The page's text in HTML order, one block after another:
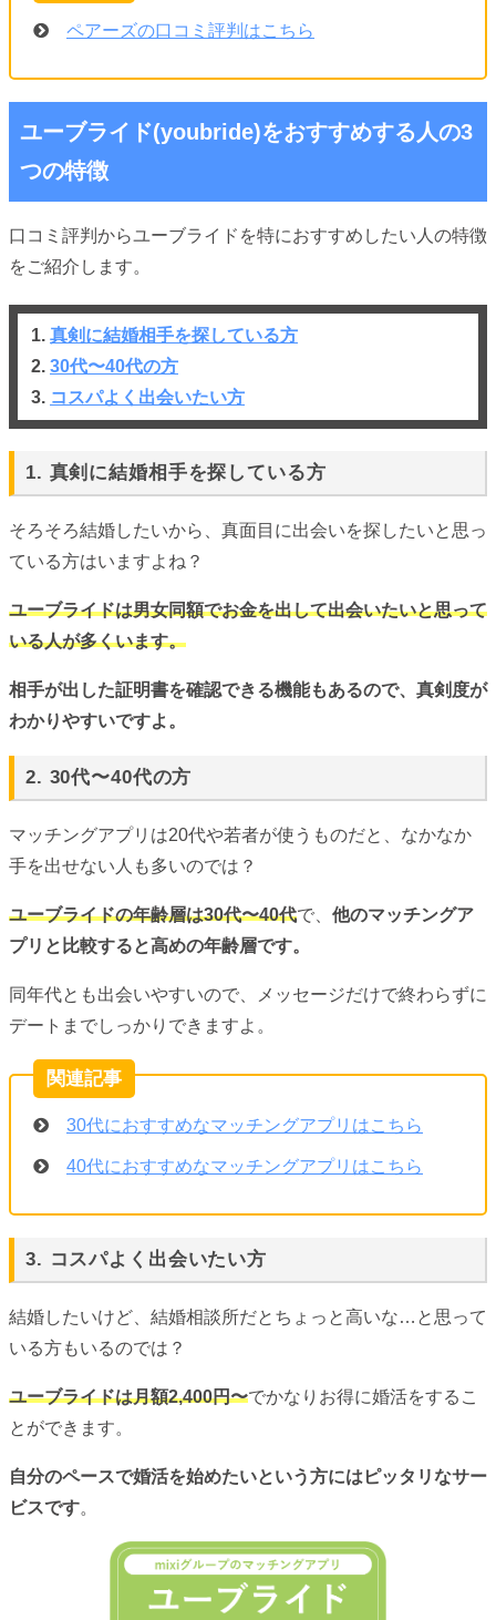
ペアーズの口コミ評判はこちら
ユーブライド(youbride)をおすすめする人の3
つの特徴
口コミ評判からユーブライドを特におすすめしたい人の特徴
をご紹介します。
1. 真剣に結婚相手を探している方
2. 30代〜40代の方
3. コスパよく出会いたい方
1. 真剣に結婚相手を探している方
そろそろ結婚したいから、真面目に出会いを探したいと思っ
ている方はいますよね？
ユーブライドは男女同額でお金を出して出会いたいと思って
いる人が多くいます。
相手が出した証明書を確認できる機能もあるので、真剣度が
わかりやすいですよ。
2. 30代〜40代の方
マッチングアプリは20代や若者が使うものだと、なかなか
手を出せない人も多いのでは？
ユーブライドの年齢層は30代〜40代で、 他のマッチングア
プリと比較すると高めの年齢層です。
同年代とも出会いやすいので、メッセージだけで終わらずに
デートまでしっかりできますよ。
30代におすすめなマッチングアプリはこちら
40代におすすめなマッチングアプリはこちら
3. コスパよく出会いたい方
結婚したいけど、結婚相談所だとちょっと高いな…と思って
いる方もいるのでは？
ユーブライドは月額2,400円〜でかなりお得に婚活をするこ
とができます。
自分のペースで婚活を始めたいという方にはピッタリなサー
ビスです。